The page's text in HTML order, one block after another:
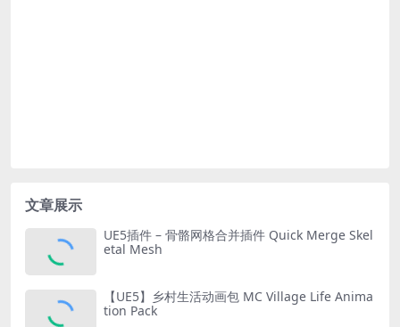
文章展示
UE5插件 – 骨骼网格合并插件 Quick Merge Skel
etal Mesh
【UE5】乡村生活动画包 MC Village Life Anima
tion Pack